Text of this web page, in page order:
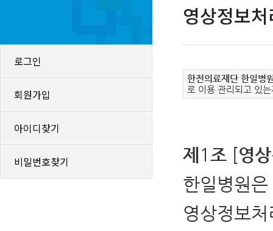
로그인
회원가입
아이디찾기
비밀번호찾기
영상정보
한전의료재단 한일병
로 이용 관리되고 있
제 1 조 [영
한일병원
영상정보